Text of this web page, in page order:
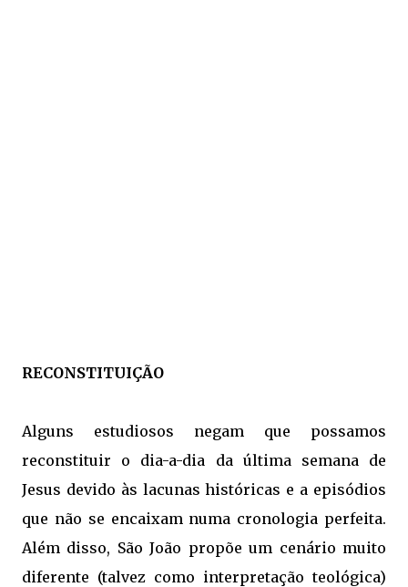
RECONSTITUIÇÃO
Alguns estudiosos negam que possamos
reconstituir o dia-a-dia da última semana de
Jesus devido às lacunas históricas e a episódios
que não se encaixam numa cronologia perfeita.
Além disso, São João propõe um cenário muito
diferente (talvez como interpretação teológica)